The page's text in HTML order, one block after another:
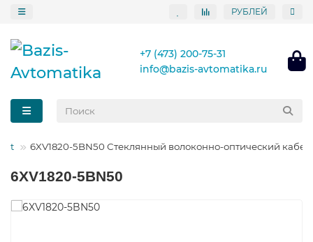
РУБЛЕЙ
+7 (473) 200-75-31
info@bazis-avtomatika.ru
6XV1820-5BN50 Стеклянный волоконно-оптический
6XV1820-5BN50